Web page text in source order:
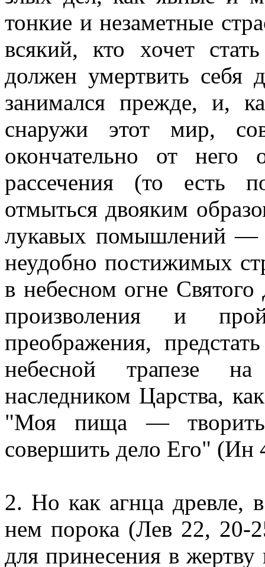
тонкие и незаметные
всякий, кто хочет
должен умертвить
занимался прежде, и,
снаружи этот мир,
окончательно от него
рассечения (то есть
отмыться двояким
лукавых помышлений —
неудобно постижимых
в небесном огне
произволения и
преображения,
небесной трапезе
наследником Царства,
"Моя пища —
совершить дело Его" (Ин
2. Но как агнца древле,
нем порока (Лев 22, 20-
для принесения в